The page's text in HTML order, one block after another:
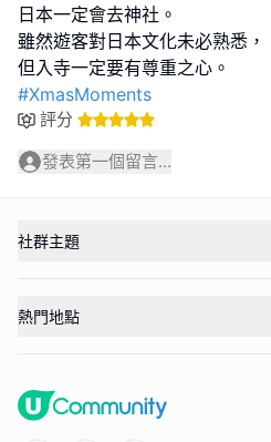
日本一定會去神社。
雖然遊客對日本文化未必熟悉，
#XmasMoments
評分
發表第一個留言...
社群主題
熱門地點